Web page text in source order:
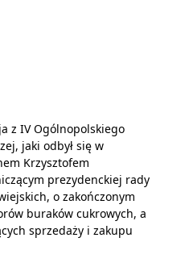
z IV Ogólnopolskiego
jaki odbył się w
Krzysztofem
prezydenckiej rady
o zakończonym
buraków cukrowych, a
sprzedaży i zakupu